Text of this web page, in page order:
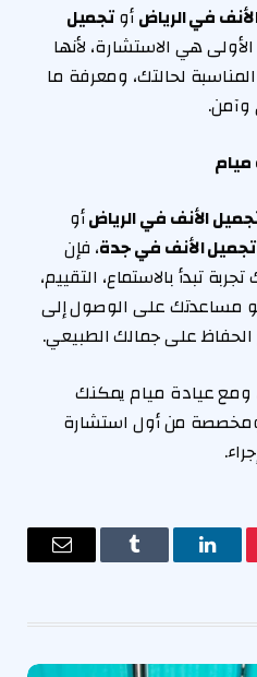
في الرياضأوتجميل
هي الاستشارة، لأنها
لحالتك، ومعرفة ما
الأنف في الرياضأو
تجميل الأنف في جدة، فإن
تبدأ بالاستماع، التقييم،
مساعدتك على الوصول إلى
على جمالك الطبيعي.
ومع عيادة ميام يمكنك
من أول استشارة
لينكدإن Tumblr
البريد